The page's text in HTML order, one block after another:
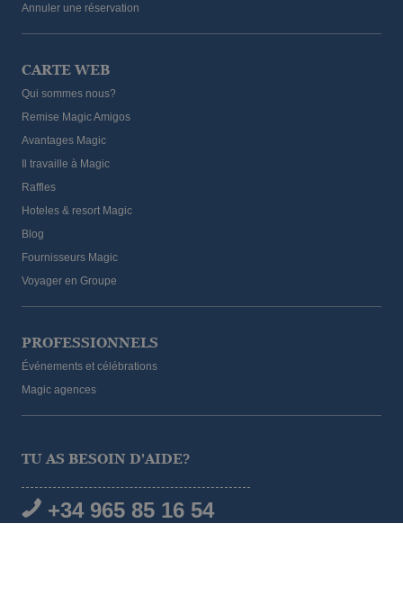
Annuler une réservation
CARTE WEB
Qui sommes nous?
Remise Magic Amigos
Avantages Magic
Il travaille à Magic
Raffles
Hoteles & resort Magic
Blog
Fournisseurs Magic
Voyager en Groupe
PROFESSIONNELS
Événements et célébrations
Magic agences
TU AS BESOIN D'AIDE?
+34 965 85 16 54